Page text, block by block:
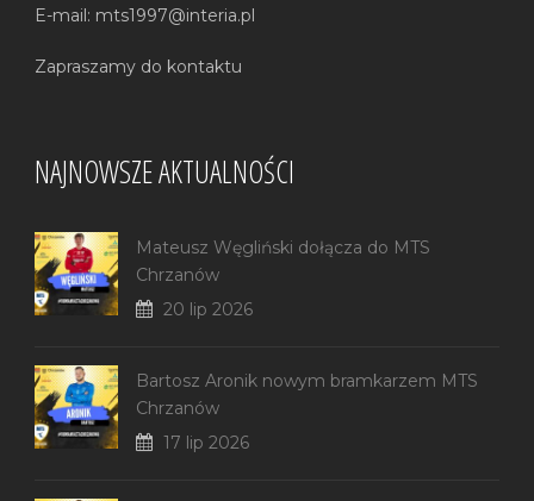
E-mail: mts1997@interia.pl
Zapraszamy do kontaktu
NAJNOWSZE AKTUALNOŚCI
Mateusz Węgliński dołącza do MTS
Chrzanów
20 lip 2026
Bartosz Aronik nowym bramkarzem MTS
Chrzanów
17 lip 2026